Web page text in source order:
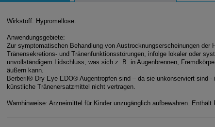
Wirkstoff: Hypromellose.
Anwendungsgebiete:
Zur symptomatischen Behandlung von Austrocknungserscheinungen der
Tränensekretions- und Tränenfunktionsstörungen, infolge lokaler oder
unvollständigem Lidschluss, was sich z. B. in Augenbrennen,
äußern kann.
Berberil® Dry Eye EDO® Augentropfen sind – da sie unkonserviert sind
künstliche Tränenersatzmittel nicht vertragen.
Warnhinweise: Arzneimittel für Kinder unzugänglich aufbewahren. Enthält